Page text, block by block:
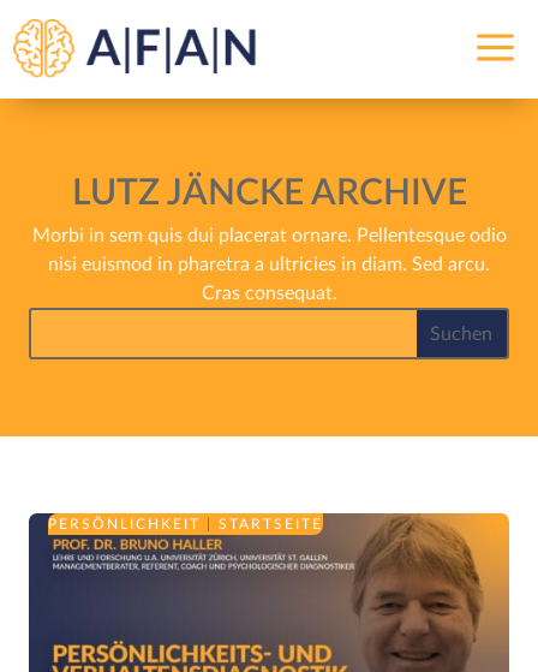
a
LUTZ JÄNCKE ARCHIVE
Morbi in sem quis dui placerat ornare. Pellentesque odio
nisi euismod in pharetra a ultricies in diam. Sed arcu.
Cras consequat.
PERSÖNLICHKEIT STARTSEITE